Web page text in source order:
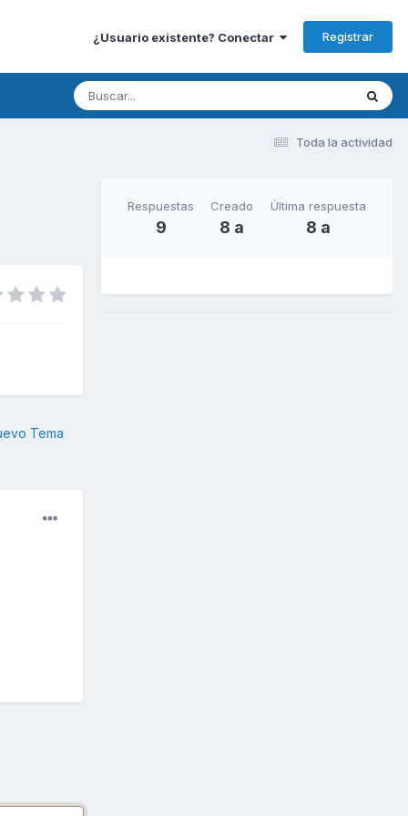
¿Usuario existente? Conectar Registrar
Toda la actividad
Tema
Respuestas
9
Creado
8 a
Última respuesta
8 a